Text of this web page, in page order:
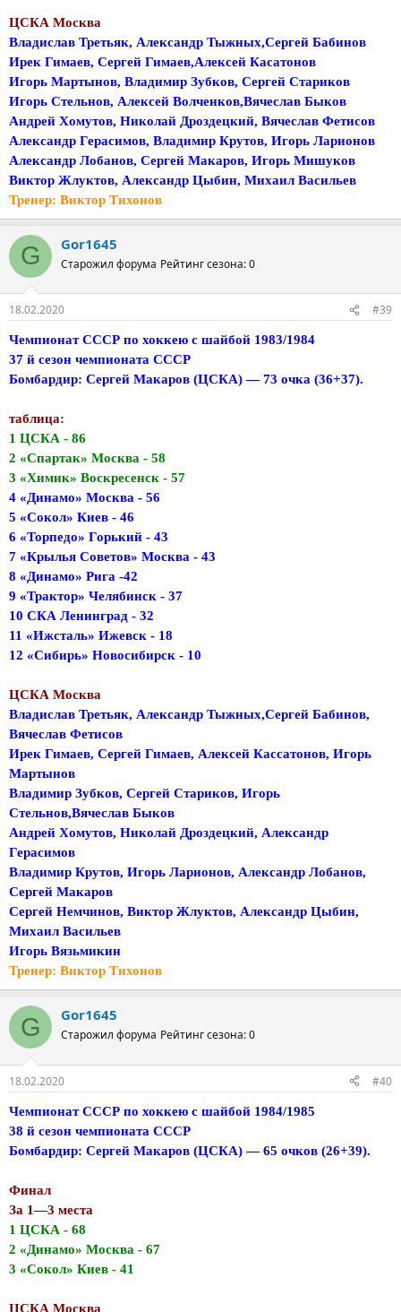
ЦСКА Москва
Владислав Третьяк, Александр Тыжных,Сергей Бабинов
Ирек Гимаев, Сергей Гимаев,Алексей Касатонов
Игорь Мартынов, Владимир Зубков, Сергей Стариков
Игорь Стельнов, Алексей Волченков,Вячеслав Быков
Андрей Хомутов, Николай Дроздецкий, Вячеслав Фетисов
Александр Герасимов, Владимир Крутов, Игорь Ларионов
Александр Лобанов, Сергей Макаров, Игорь Мишуков
Виктор Жлуктов, Александр Цыбин, Михаил Васильев
Тренер: Виктор Тихонов
G Gor1645
Старожил форума Рейтинг сезона: 0
18.02.2020 #39
Чемпионат СССР по хоккею с шайбой 1983/1984
37 й сезон чемпионата СССР
Бомбардир: Сергей Макаров (ЦСКА) — 73 очка (36+37).
таблица:
1 ЦСКА - 86
2 «Спартак» Москва - 58
3 «Химик» Воскресенск - 57
4 «Динамо» Москва - 56
5 «Сокол» Киев - 46
6 «Торпедо» Горький - 43
7 «Крылья Советов» Москва - 43
8 «Динамо» Рига -42
9 «Трактор» Челябинск - 37
10 СКА Ленинград - 32
11 «Ижсталь» Ижевск - 18
12 «Сибирь» Новосибирск - 10
ЦСКА Москва
Владислав Третьяк, Александр Тыжных,Сергей Бабинов,
Вячеслав Фетисов
Ирек Гимаев, Сергей Гимаев, Алексей Кассатонов, Игорь
Мартынов
Владимир Зубков, Сергей Стариков, Игорь
Стельнов,Вячеслав Быков
Андрей Хомутов, Николай Дроздецкий, Александр
Герасимов
Владимир Крутов, Игорь Ларионов, Александр Лобанов,
Сергей Макаров
Сергей Немчинов, Виктор Жлуктов, Александр Цыбин,
Михаил Васильев
Игорь Вязьмикин
Тренер: Виктор Тихонов
G Gor1645
Старожил форума Рейтинг сезона: 0
18.02.2020 #40
Чемпионат СССР по хоккею с шайбой 1984/1985
38 й сезон чемпионата СССР
Бомбардир: Сергей Макаров (ЦСКА) — 65 очков (26+39).
Финал
За 1—3 места
1 ЦСКА - 68
2 «Динамо» Москва - 67
3 «Сокол» Киев - 41
ЦСКА Москва